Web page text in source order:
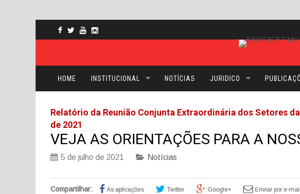
HOME INSTITUCIONAL NOTÍCIAS JURIDICO
Relatório da Reunião Conjunta Extraordinária dos Setores
de 2021
VEJA AS ORIENTAÇÕES PARA A
5 de julho de 2021 Notícias
Compartilhar: As aplicações Twitter Google+ Enviar por e-mail